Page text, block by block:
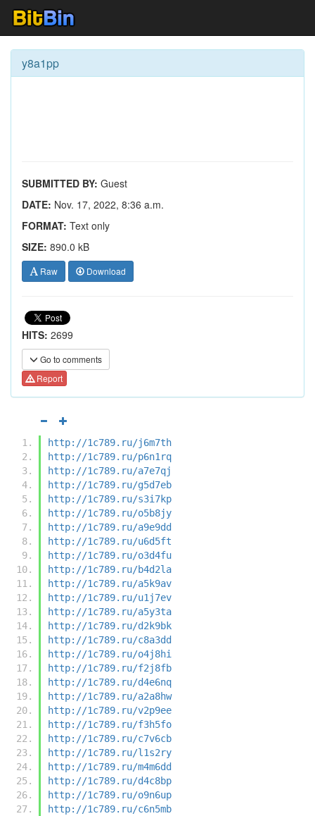
y8a1pp
SUBMITTED BY: Guest
DATE: Nov. 17, 2022, 8:36 a.m.
FORMAT: Text only
SIZE: 890.0 kB
Raw Download
HITS: 2699
Go to comments
Report
http://1c789.ru/j6m7th
http://1c789.ru/p6n1rq
http://1c789.ru/a7e7qj
http://1c789.ru/g5d7eb
http://1c789.ru/s3i7kp
http://1c789.ru/o5b8jy
http://1c789.ru/a9e9dd
http://1c789.ru/u6d5ft
http://1c789.ru/o3d4fu
http://1c789.ru/b4d2la
http://1c789.ru/a5k9av
http://1c789.ru/u1j7ev
http://1c789.ru/a5y3ta
http://1c789.ru/d2k9bk
http://1c789.ru/c8a3dd
http://1c789.ru/o4j8hi
http://1c789.ru/f2j8fb
http://1c789.ru/d4e6nq
http://1c789.ru/a2a8hw
http://1c789.ru/v2p9ee
http://1c789.ru/f3h5fo
http://1c789.ru/c7v6cb
http://1c789.ru/l1s2ry
http://1c789.ru/m4m6dd
http://1c789.ru/d4c8bp
http://1c789.ru/o9n6up
http://1c789.ru/c6n5mb